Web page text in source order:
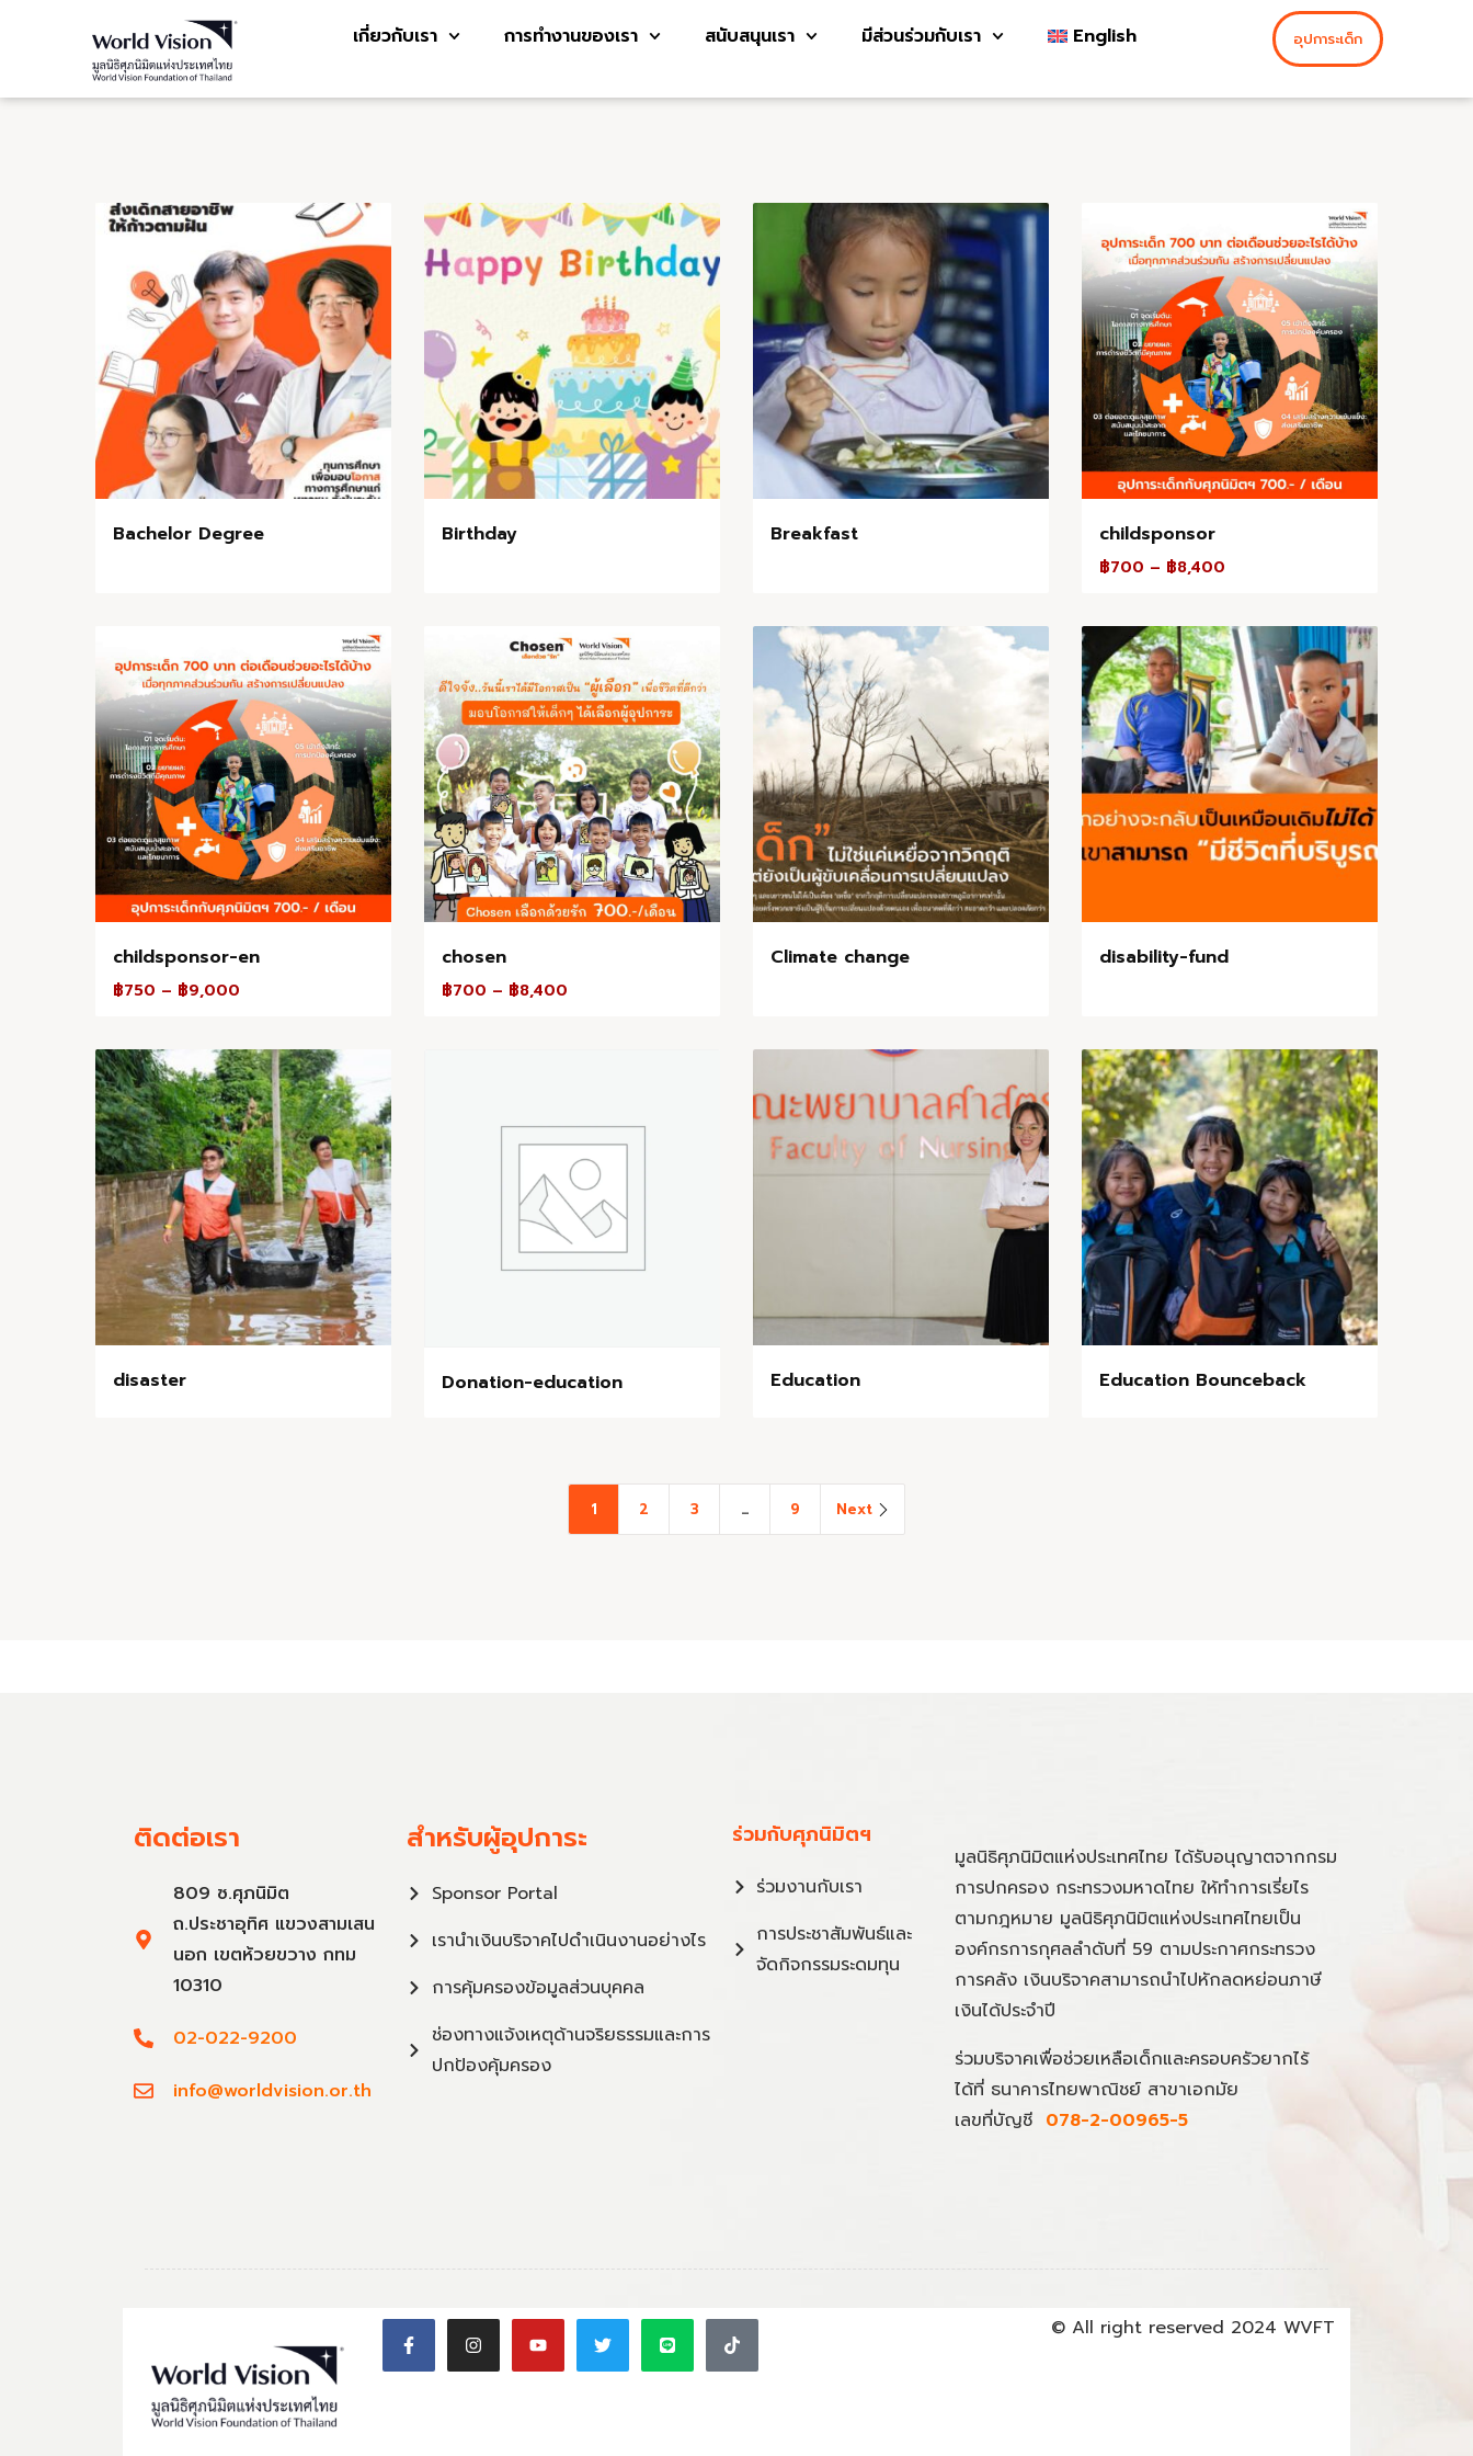
เกี่ยวกับเรา การทำงานของเรา สนับสนุนเรา มีส่วนร่วมกับเรา English อุปการะเด็ก
Bachelor Degree Birthday Breakfast childsponsor
฿700 – ฿8,400
childsponsor-en
฿750 – ฿9,000
chosen
฿700 – ฿8,400
Climate change disability-fund
disaster Donation-education Education Education Bounceback
1 2 3 … 9 Next
ติดต่อเรา
809 ซ.ศุภนิมิต
ถ.ประชาอุทิศ แขวงสามเสน
นอก เขตห้วยขวาง กทม
10310
02-022-9200
info@worldvision.or.th
สำหรับผู้อุปการะ
Sponsor Portal
เรานำเงินบริจาคไปดำเนินงานอย่างไร
การคุ้มครองข้อมูลส่วนบุคคล
ช่องทางแจ้งเหตุด้านจริยธรรมและการ
ปกป้องคุ้มครอง
ร่วมกับศุภนิมิตฯ
ร่วมงานกับเรา
การประชาสัมพันธ์และ
จัดกิจกรรมระดมทุน
มูลนิธิศุภนิมิตแห่งประเทศไทย ได้รับอนุญาตจากกรม
การปกครอง กระทรวงมหาดไทย ให้ทำการเรี่ยไร
ตามกฎหมาย มูลนิธิศุภนิมิตแห่งประเทศไทยเป็น
องค์กรการกุศลลำดับที่ 59 ตามประกาศกระทรวง
การคลัง เงินบริจาคสามารถนำไปหักลดหย่อนภาษี
เงินได้ประจำปี
ร่วมบริจาคเพื่อช่วยเหลือเด็กและครอบครัวยากไร้
ได้ที่ ธนาคารไทยพาณิชย์ สาขาเอกมัย
เลขที่บัญชี 078-2-00965-5
© All right reserved 2024 WVFT